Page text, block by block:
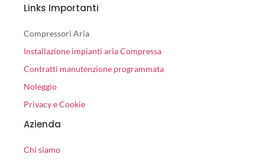
Links Importanti
Compressori Aria
Installazione impianti aria Compressa
Contratti manutenzione programmata
Noleggio
Privacy e Cookie
Azienda
Chi siamo